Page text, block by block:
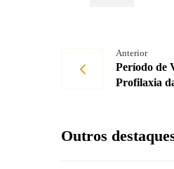
Anterior
Período de
Profilaxia
Outros